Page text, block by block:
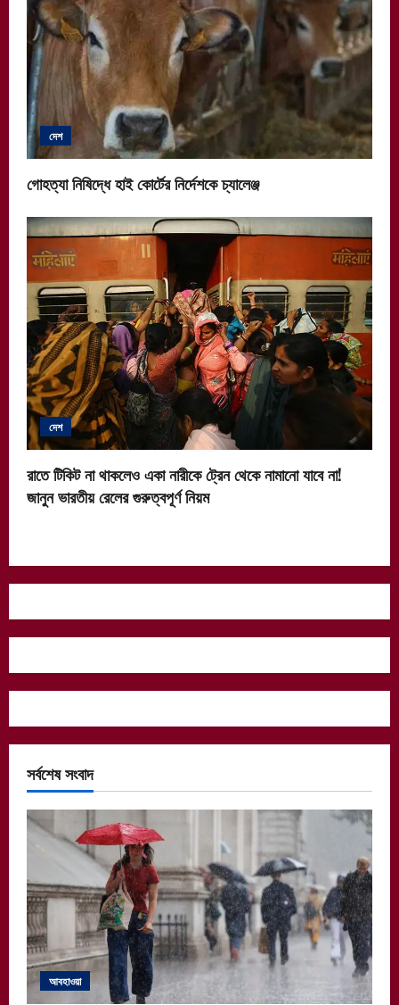
দেশ
গোহত্যা নিষিদ্ধে হাই কোর্টের নির্দেশকে চ্যালেঞ্জ
দেশ
রাতে টিকিট না থাকলেও একা নারীকে ট্রেন থেকে নামানো যাবে না!
জানুন ভারতীয় রেলের গুরুত্বপূর্ণ নিয়ম
সর্বশেষ সংবাদ
আবহাওয়া